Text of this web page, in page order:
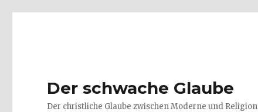
Der schwache Glaube
Der christliche Glaube zwischen Moderne und Religion